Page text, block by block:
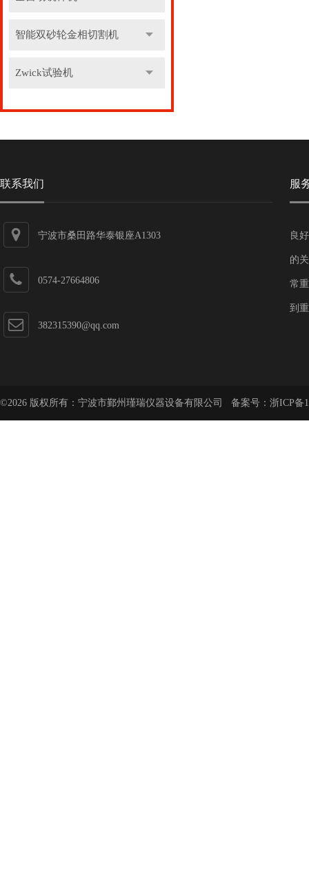
智能双砂轮金相切割机
Zwick试验机
联系我们
宁波市桑田路华泰银座A1303
0574-27664806
382315390@qq.com
服
良
的
常
到
©2026 版权所有：宁波市鄞州瑾瑞仪器设备有限公司 备案号： 浙ICP备